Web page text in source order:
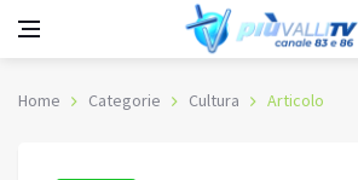
Home Categorie Cultura Articolo